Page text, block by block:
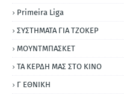
Primeira Liga
ΣΥΣΤΗΜΑΤΑ ΓΙΑ ΤΖΟΚΕΡ
ΜΟΥΝΤΜΠΑΣΚΕΤ
ΤΑ ΚΕΡΔΗ ΜΑΣ ΣΤΟ ΚΙΝΟ
Γ ΕΘΝΙΚΗ